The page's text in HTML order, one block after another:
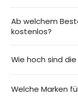
Ab welchem
kostenlos?
Wie hoch sind
Welche Marken